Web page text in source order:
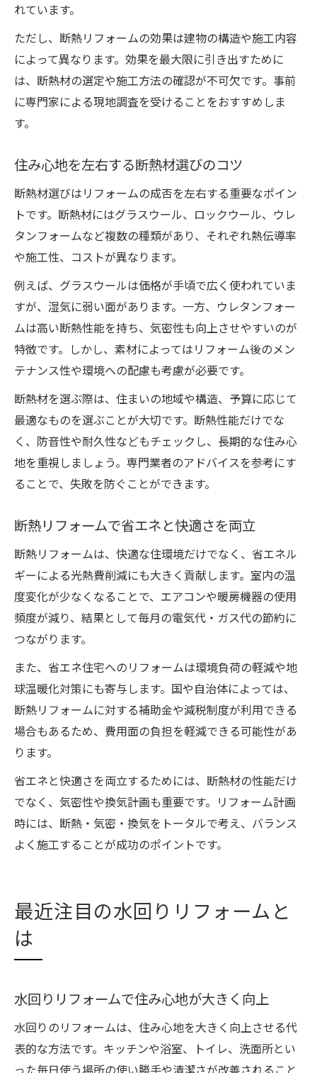
れています。
ただし、断熱リフォームの効果は建物の構造や施工内容
によって異なります。効果を最大限に引き出すために
は、断熱材の選定や施工方法の確認が不可欠です。事前
に専門家による現地調査を受けることをおすすめしま
す。
住み心地を左右する断熱材選びのコツ
断熱材選びはリフォームの成否を左右する重要なポイン
トです。断熱材にはグラスウール、ロックウール、ウレ
タンフォームなど複数の種類があり、それぞれ熱伝導率
や施工性、コストが異なります。
例えば、グラスウールは価格が手頃で広く使われていま
すが、湿気に弱い面があります。一方、ウレタンフォー
ムは高い断熱性能を持ち、気密性も向上させやすいのが
特徴です。しかし、素材によってはリフォーム後のメン
テナンス性や環境への配慮も考慮が必要です。
断熱材を選ぶ際は、住まいの地域や構造、予算に応じて
最適なものを選ぶことが大切です。断熱性能だけでな
く、防音性や耐久性などもチェックし、長期的な住み心
地を重視しましょう。専門業者のアドバイスを参考にす
ることで、失敗を防ぐことができます。
断熱リフォームで省エネと快適さを両立
断熱リフォームは、快適な住環境だけでなく、省エネル
ギーによる光熱費削減にも大きく貢献します。室内の温
度変化が少なくなることで、エアコンや暖房機器の使用
頻度が減り、結果として毎月の電気代・ガス代の節約に
つながります。
また、省エネ住宅へのリフォームは環境負荷の軽減や地
球温暖化対策にも寄与します。国や自治体によっては、
断熱リフォームに対する補助金や減税制度が利用できる
場合もあるため、費用面の負担を軽減できる可能性があ
ります。
省エネと快適さを両立するためには、断熱材の性能だけ
でなく、気密性や換気計画も重要です。リフォーム計画
時には、断熱・気密・換気をトータルで考え、バランス
よく施工することが成功のポイントです。
最近注目の水回りリフォームと
は
水回りリフォームで住み心地が大きく向上
水回りのリフォームは、住み心地を大きく向上させる代
表的な方法です。キッチンや浴室、トイレ、洗面所とい
った毎日使う場所の使い勝手や清潔さが改善されること